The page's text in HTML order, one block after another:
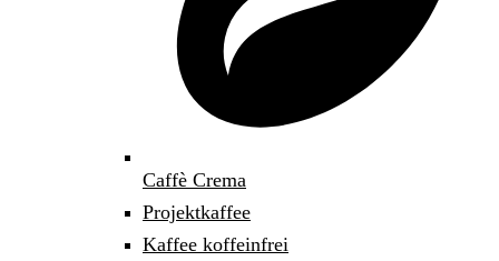
Caffè Crema
Projektkaffee
Kaffee koffeinfrei